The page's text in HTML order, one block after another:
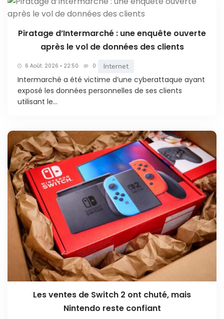
Piratage d’Intermarché : une enquête ouverte
après le vol de données des clients
6 Août. 2026 • 22:50 0 Internet
Intermarché a été victime d’une cyberattaque ayant
exposé les données personnelles de ses clients
utilisant le...
Les ventes de Switch 2 ont chuté, mais
Nintendo reste confiant